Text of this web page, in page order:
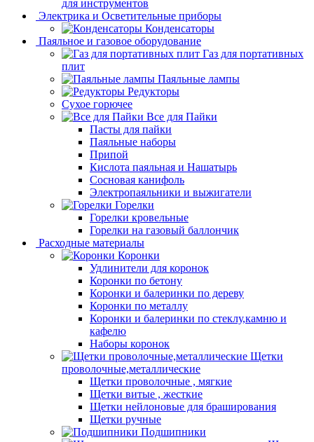
для инструментов
Электрика и Осветительные приборы
Конденсаторы
Паяльное и газовое оборудование
Газ для портативных
плит
Паяльные лампы
Редукторы
Сухое горючее
Все для Пайки
Пасты для пайки
Паяльные наборы
Припой
Кислота паяльная и Нашатырь
Сосновая канифоль
Электропаяльники и выжигатели
Горелки
Горелки кровельные
Горелки на газовый баллончик
Расходные материалы
Коронки
Удлинители для коронок
Коронки по бетону
Коронки и балеринки по дереву
Коронки по металлу
Коронки и балеринки по стеклу,камню и
кафелю
Наборы коронок
Щетки
проволочные,металлические
Щетки проволочные , мягкие
Щетки витые , жесткие
Щетки нейлоновые для браширования
Щетки ручные
Подшипники